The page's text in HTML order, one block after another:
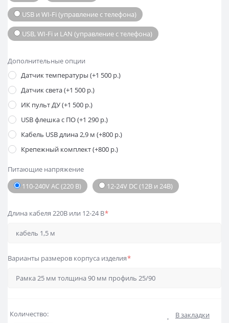
USB и WI-Fi (управление с телефона)
USB, WI-Fi и LAN (управление с телефона)
Дополнительные опции
Датчик температуры (+1 500 р.)
Датчик света (+1 500 р.)
ИК пульт ДУ (+1 500 р.)
USB флешка с ПО (+1 290 р.)
Кабель USB длина 2,9 м (+800 р.)
Крепежный комплект (+800 р.)
Питающие напряжение
110-240V AC (220 В)
12-24V DC (12В и 24В)
Длина кабеля 220В или 12-24 В*
Варианты размеров корпуса изделия*
Количество:
В закладки